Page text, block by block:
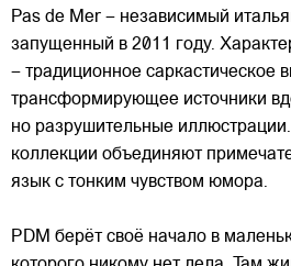
Pas de Mer – независимый
запущенный в 2011 году.
– традиционное саркастическое
трансформирующее источники
но разрушительные
коллекции объединяют
язык с тонким чувством юмора.
PDM берёт своё начало в